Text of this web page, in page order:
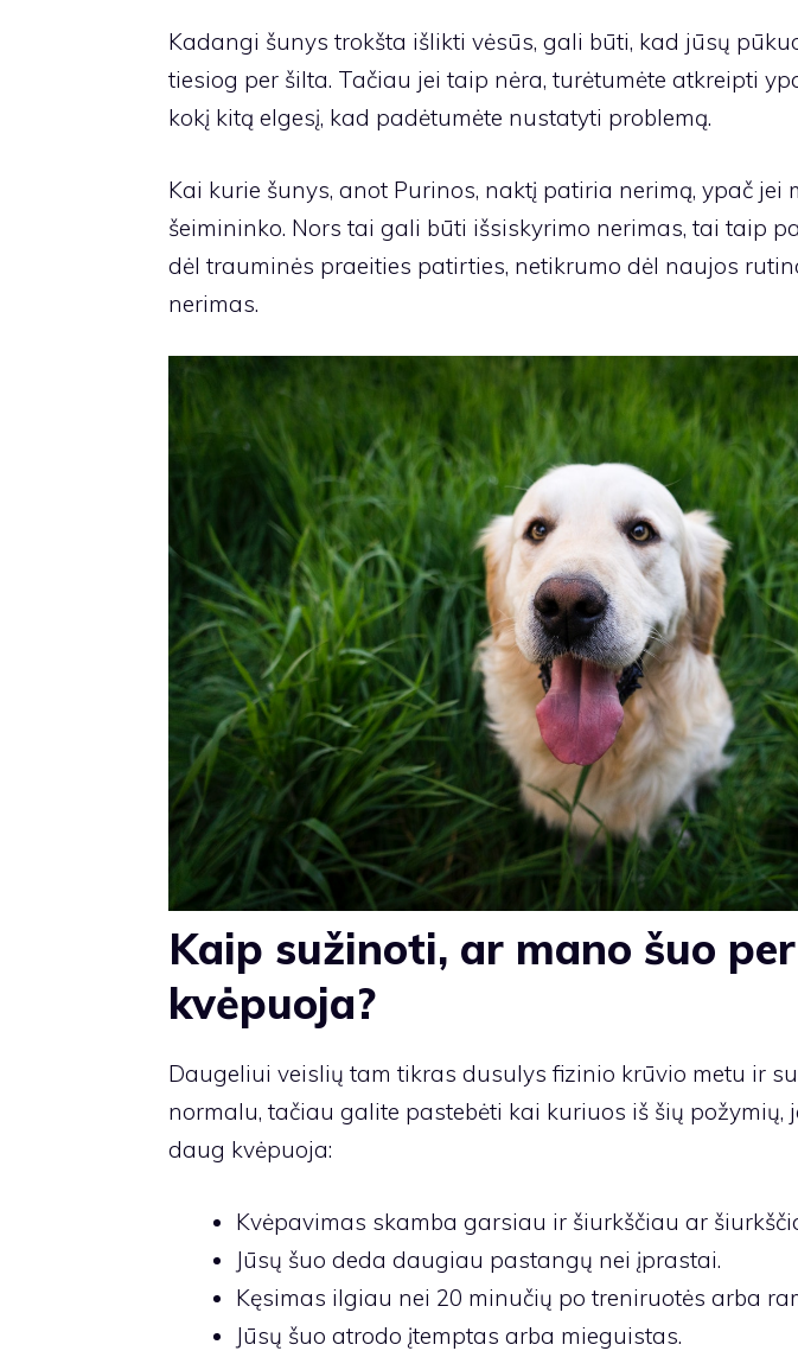
Kadangi šunys trokšta išlikti vėsūs, gali būti, kad jūsų
tiesiog per šilta. Tačiau jei taip nėra, turėtumėte atkreipti
kokį kitą elgesį, kad padėtumėte nustatyti problemą.
Kai kurie šunys, anot Purinos, naktį patiria nerimą, ypač jei
šeimininko. Nors tai gali būti išsiskyrimo nerimas, tai taip
dėl trauminės praeities patirties, netikrumo dėl naujos
nerimas.
Kaip sužinoti, ar mano šuo
kvėpuoja?
Daugeliui veislių tam tikras dusulys fizinio krūvio metu ir
normalu, tačiau galite pastebėti kai kuriuos iš šių požymių,
daug kvėpuoja:
Kvėpavimas skamba garsiau ir šiurkščiau ar
Jūsų šuo deda daugiau pastangų nei įprastai.
Kęsimas ilgiau nei 20 minučių po treniruotės arba
Jūsų šuo atrodo įtemptas arba mieguistas.